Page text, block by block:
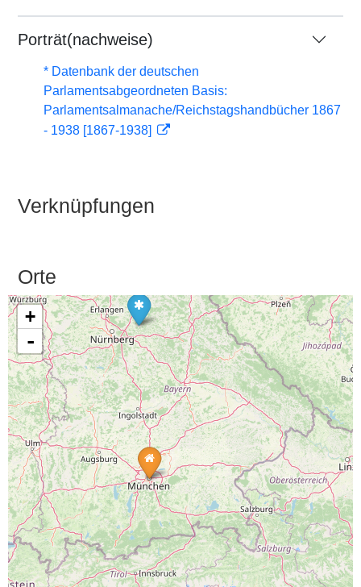
Porträt(nachweise)
* Datenbank der deutschen
Parlamentsabgeordneten Basis:
Parlamentsalmanache/Reichstagshandbücher 1867
- 1938 [1867-1938]
Verknüpfungen
Orte
+
-